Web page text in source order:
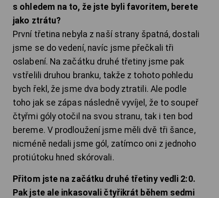
s ohledem na to, že jste byli favoritem, berete
jako ztrátu?
První třetina nebyla z naší strany špatná, dostali
jsme se do vedení, navíc jsme přečkali tři
oslabení. Na začátku druhé třetiny jsme pak
vstřelili druhou branku, takže z tohoto pohledu
bych řekl, že jsme dva body ztratili. Ale podle
toho jak se zápas následně vyvíjel, že to soupeř
čtyřmi góly otočil na svou stranu, tak i ten bod
bereme. V prodloužení jsme měli dvě tři šance,
nicméně nedali jsme gól, zatímco oni z jednoho
protiútoku hned skórovali.
Přitom jste na začátku druhé třetiny vedli 2:0.
Pak jste ale inkasovali čtyřikrát během sedmi